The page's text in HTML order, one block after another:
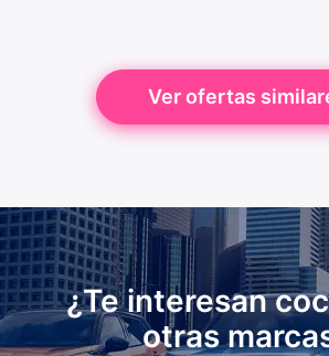
Ver ofertas
¿Te interesan
otras